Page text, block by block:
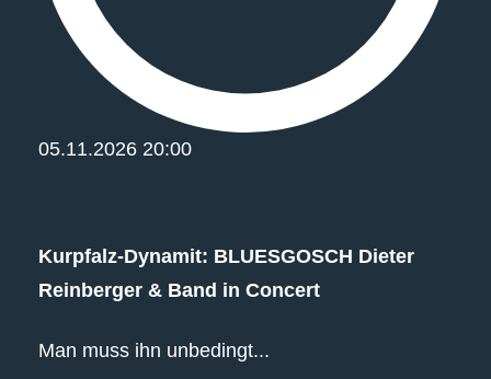
05.11.2026 20:00
Kurpfalz‐Dynamit: BLUESGOSCH Dieter
Reinberger & Band in Concert
Man muss ihn unbedingt...